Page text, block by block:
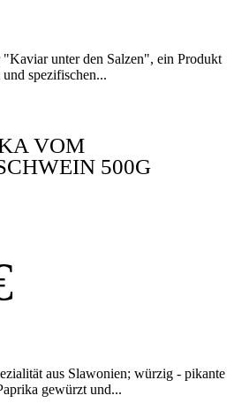
unter den Salzen", ein Produkt
spezifischen...
VOM
500G
aus Slawonien; würzig - pikante
gewürzt und...